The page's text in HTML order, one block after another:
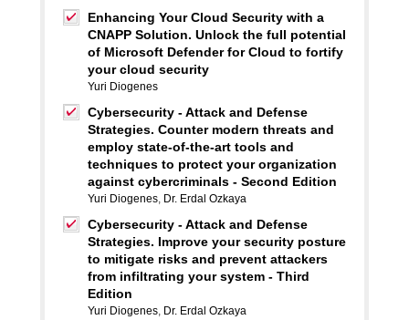
Enhancing Your Cloud Security with a
CNAPP Solution. Unlock the full potential
of Microsoft Defender for Cloud to fortify
your cloud security
Yuri Diogenes
Cybersecurity - Attack and Defense
Strategies. Counter modern threats and
employ state-of-the-art tools and
techniques to protect your organization
against cybercriminals - Second Edition
Yuri Diogenes, Dr. Erdal Ozkaya
Cybersecurity - Attack and Defense
Strategies. Improve your security posture
to mitigate risks and prevent attackers
from infiltrating your system - Third
Edition
Yuri Diogenes, Dr. Erdal Ozkaya